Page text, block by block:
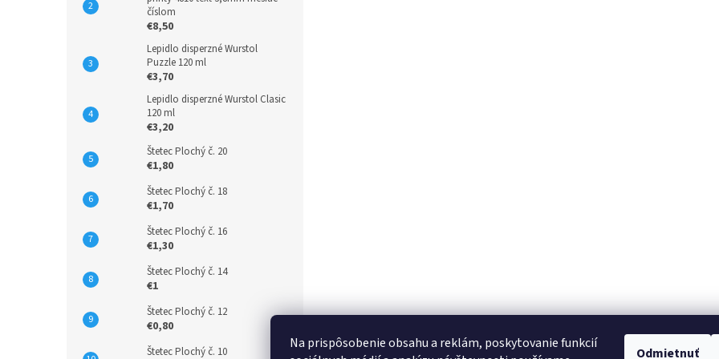
Na prispôsobenie obsahu a reklám, poskytovanie funkcií
Odmietnuť
číslom
€8,50
Lepidlo disperzné Wurstol
Puzzle 120 ml
€3,70
Lepidlo disperzné Wurstol Clasic
120 ml
€3,20
Štetec Plochý č. 20
€1,80
Štetec Plochý č. 18
€1,70
Štetec Plochý č. 16
€1,30
Štetec Plochý č. 14
€1
Štetec Plochý č. 12
€0,80
Štetec Plochý č. 10